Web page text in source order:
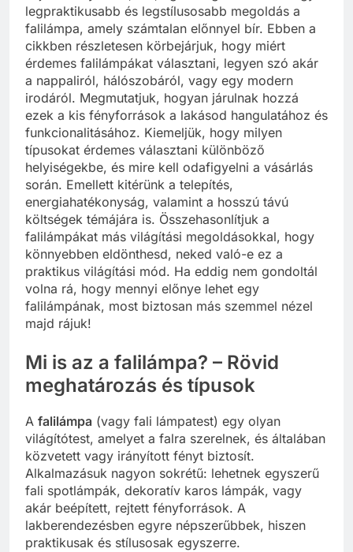
legpraktikusabb és legstílusosabb megoldás a
falilámpa, amely számtalan előnnyel bír. Ebben a
cikkben részletesen körbejárjuk, hogy miért
érdemes falilámpákat választani, legyen szó akár
a nappaliról, hálószobáról, vagy egy modern
irodáról. Megmutatjuk, hogyan járulnak hozzá
ezek a kis fényforrások a lakásod hangulatához és
funkcionalitásához. Kiemeljük, hogy milyen
típusokat érdemes választani különböző
helyiségekbe, és mire kell odafigyelni a vásárlás
során. Emellett kitérünk a telepítés,
energiahatékonyság, valamint a hosszú távú
költségek témájára is. Összehasonlítjuk a
falilámpákat más világítási megoldásokkal, hogy
könnyebben eldönthesd, neked való-e ez a
praktikus világítási mód. Ha eddig nem gondoltál
volna rá, hogy mennyi előnye lehet egy
falilámpának, most biztosan más szemmel nézel
majd rájuk!
Mi is az a falilámpa? – Rövid
meghatározás és típusok
A falilámpa (vagy fali lámpatest) egy olyan
világítótest, amelyet a falra szerelnek, és általában
közvetett vagy irányított fényt biztosít.
Alkalmazásuk nagyon sokrétű: lehetnek egyszerű
fali spotlámpák, dekoratív karos lámpák, vagy
akár beépített, rejtett fényforrások. A
lakberendezésben egyre népszerűbbek, hiszen
praktikusak és stílusosak egyszerre.